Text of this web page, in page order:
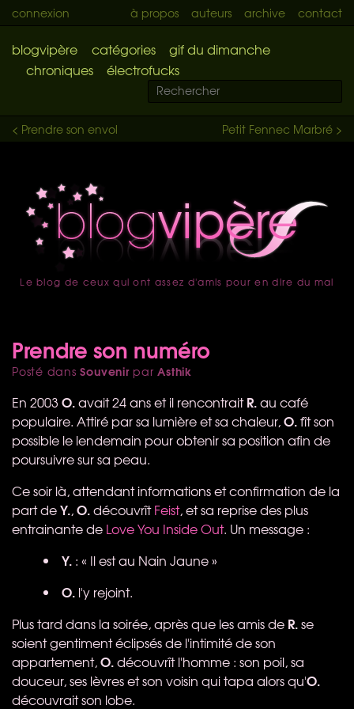
connexion à propos auteurs archive contact
blogvipère catégories
gif du dimanche
chroniques
électrofucks
Petit Fennec Marbré >
< Prendre son envol
accueil
Le blog de ceux qui ont assez d'amis pour en dire du mal
Prendre son numéro
Posté dansSouvenirparAsthik
En 2003 O.avait 24 ans et il rencontraitR.au café
populaire. Attiré par sa lumière et sa chaleur,O.fît son
possible le lendemain pour obtenir sa position afin de
poursuivre sur sa peau.
Ce soir là, attendant informations et confirmation de la
part deY.,O.découvrîtFeist, et sa reprise des plus
entrainante de Love You Inside Out. Un message :
Y. : « Il est au Nain Jaune »
O. l'y rejoint.
Plus tard dans la soirée, après que les amis de R.se
soient gentiment éclipsés de l'intimité de son
appartement,O.découvrît l'homme : son poil, sa
douceur, ses lèvres et son voisin qui tapa alors qu'O.
découvrait son lobe.